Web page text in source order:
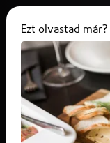
Ezt olvastad már?